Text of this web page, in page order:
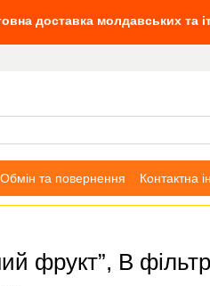
молдавських та
Обмін та повернення Контактна
фрукт”, В